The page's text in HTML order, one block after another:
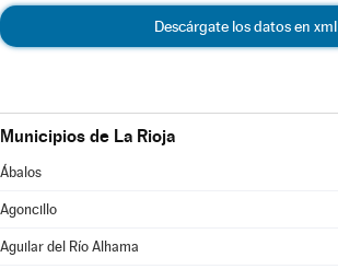
Descárgate los datos en xml
Municipios de La Rioja
Ábalos
Agoncillo
Aguilar del Río Alhama